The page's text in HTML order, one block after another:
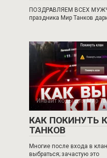
ПОЗДРАВЛЯЕМ ВСЕХ
праздника Мир Танков
Инвайт коды для Мир
КАК ПОКИНУТЬ
ТАНКОВ
Многие после входа в
выбраться; зачастую это